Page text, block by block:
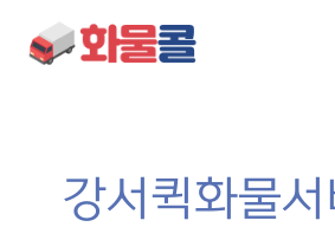
건너뛰기
강서퀵화물